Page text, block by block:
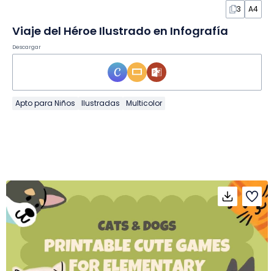
3 A4
Viaje del Héroe Ilustrado en Infografía
Descargar
Apto para Niños Ilustradas Multicolor